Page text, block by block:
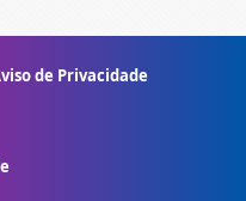
de Privacidade